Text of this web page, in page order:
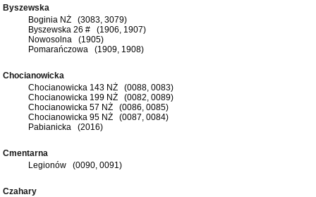
Byszewska
Boginia NŻ (3083, 3079)
Byszewska 26 # (1906, 1907)
Nowosolna (1905)
Pomarańczowa (1909, 1908)
Chocianowicka
Chocianowicka 143 NŻ (0088, 0083)
Chocianowicka 199 NŻ (0082, 0089)
Chocianowicka 57 NŻ (0086, 0085)
Chocianowicka 95 NŻ (0087, 0084)
Pabianicka (2016)
Cmentarna
Legionów (0090, 0091)
Czahary